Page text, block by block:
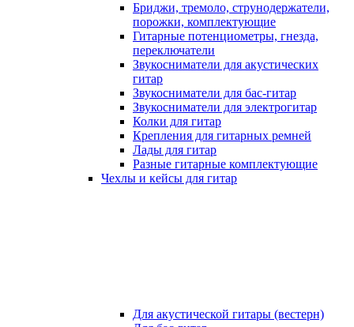
Бриджи, тремоло, струнодержатели,
порожки, комплектующие
Гитарные потенциометры, гнезда,
переключатели
Звукосниматели для акустических
гитар
Звукосниматели для бас-гитар
Звукосниматели для электрогитар
Колки для гитар
Крепления для гитарных ремней
Лады для гитар
Разные гитарные комплектующие
Чехлы и кейсы для гитар
Для акустической гитары (вестерн)